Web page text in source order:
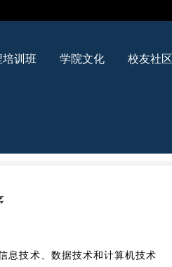
培训班 学院文化 校友社区
息技术、数据技术和计算机技术